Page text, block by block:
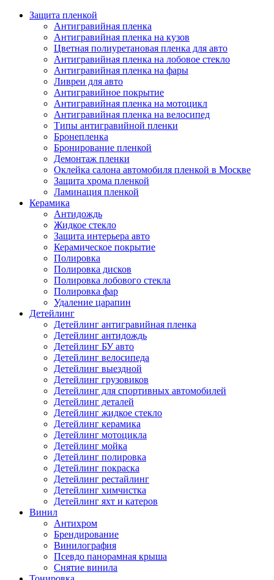
Защита пленкой
Антигравийная пленка
Антигравийная пленка на кузов
Цветная полиуретановая пленка для авто
Антигравийная пленка на лобовое стекло
Антигравийная пленка на фары
Ливреи для авто
Антигравийное покрытие
Антигравийная пленка на мотоцикл
Антигравийная пленка на велосипед
Типы антигравийной пленки
Бронепленка
Бронирование пленкой
Демонтаж пленки
Оклейка салона автомобиля пленкой в Москве
Защита хрома пленкой
Ламинация пленкой
Керамика
Антидождь
Жидкое стекло
Защита интерьера авто
Керамическое покрытие
Полировка
Полировка дисков
Полировка лобового стекла
Полировка фар
Удаление царапин
Детейлинг
Детейлинг антигравийная пленка
Детейлинг антидождь
Детейлинг БУ авто
Детейлинг велосипеда
Детейлинг выездной
Детейлинг грузовиков
Детейлинг для спортивных автомобилей
Детейлинг деталей
Детейлинг жидкое стекло
Детейлинг керамика
Детейлинг мотоцикла
Детейлинг мойка
Детейлинг полировка
Детейлинг покраска
Детейлинг рестайлинг
Детейлинг химчистка
Детейлинг яхт и катеров
Винил
Антихром
Брендирование
Винилография
Псевдо панорамная крыша
Снятие винила